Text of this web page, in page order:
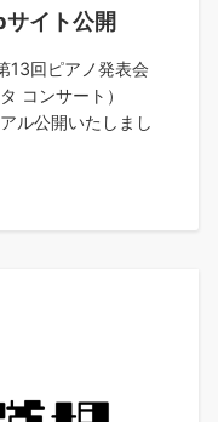
イト公開
13回ピアノ発表会
コンサート）
ル公開いたしまし